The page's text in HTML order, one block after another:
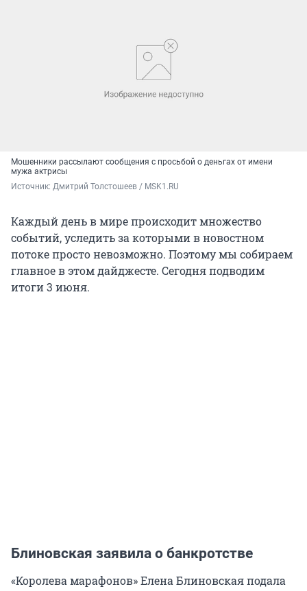
Мошенники рассылают сообщения с просьбой о деньгах от имени
мужа актрисы
Источник: Дмитрий Толстошеев / MSK1.RU
Каждый день в мире происходит множество
событий, уследить за которыми в новостном
потоке просто невозможно. Поэтому мы собираем
главное в этом дайджесте. Сегодня подводим
итоги 3 июня.
Блиновская заявила о банкротстве
«Королева марафонов» Елена Блиновская подала